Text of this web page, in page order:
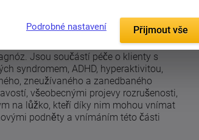
Jsou součástí péče o klienty s
syndromem, ADHD, hyperaktivitou,
zneužívaného a zanedbaného
všeobecnými projevy rozrušenosti,
na lůžko, kteří díky nim mohou vnímat
podněty a vnímáním této části
Podrobné nastavení Přijmout vše